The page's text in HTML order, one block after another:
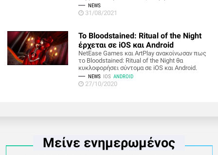
NEWS
31/08/2021
Το Bloodstained: Ritual of the Night
έρχεται σε iOS και Android
NetEase Games και ArtPlay ανακοίνωσαν πως
το Bloodstained: Ritual of the Night θα
κυκλοφορήσει σύντομα σε iOS και Android.
NEWS IOS ANDROID
27/10/2020
Μείνε ενημερωμένος